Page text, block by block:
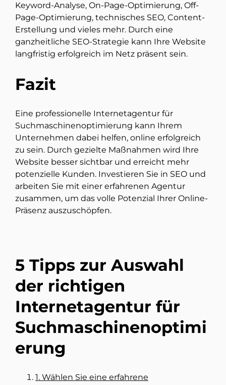
Keyword-Analyse, On-Page-Optimierung, Off-
Page-Optimierung, technisches SEO, Content-
Erstellung und vieles mehr. Durch eine
ganzheitliche SEO-Strategie kann Ihre Website
langfristig erfolgreich im Netz präsent sein.
Fazit
Eine professionelle Internetagentur für
Suchmaschinenoptimierung kann Ihrem
Unternehmen dabei helfen, online erfolgreich
zu sein. Durch gezielte Maßnahmen wird Ihre
Website besser sichtbar und erreicht mehr
potenzielle Kunden. Investieren Sie in SEO und
arbeiten Sie mit einer erfahrenen Agentur
zusammen, um das volle Potenzial Ihrer Online-
Präsenz auszuschöpfen.
5 Tipps zur Auswahl
der richtigen
Internetagentur für
Suchmaschinenoptimi
erung
1. Wählen Sie eine erfahrene